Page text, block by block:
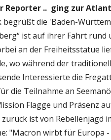
Reporter .. ging zur
begrüßt die 'Baden-
ist auf ihrer Fahrt rund
an der Freiheitsstatue
wo während der
Interessierte die
die Teilnahme an
Flagge und Präsenz
ist von Rebellenjagd
"Macron wirbt für Europa